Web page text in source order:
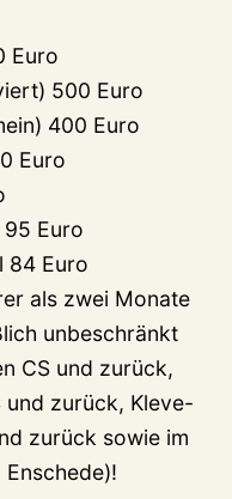
Euro
500 Euro
400 Euro
Euro
Euro
84 Euro
als zwei Monate
unbeschränkt
CS und zurück,
und zurück, Kleve-
zurück sowie im